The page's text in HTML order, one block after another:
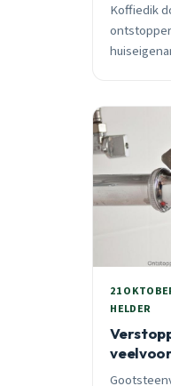
Koffiedik
beschikbaar.
21
HELDER